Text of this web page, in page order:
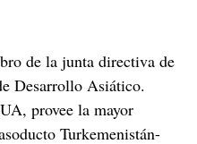
de la junta directiva de
Desarrollo Asiático.
provee la mayor
Turkemenistán-